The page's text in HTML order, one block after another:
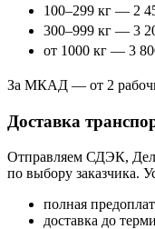
100–299 кг — 2
300–999 кг — 3
от 1000 кг — 3
За МКАД — от 2
Доставка
Отправляем СДЭК,
по выбору заказчика.
полная
доставка до